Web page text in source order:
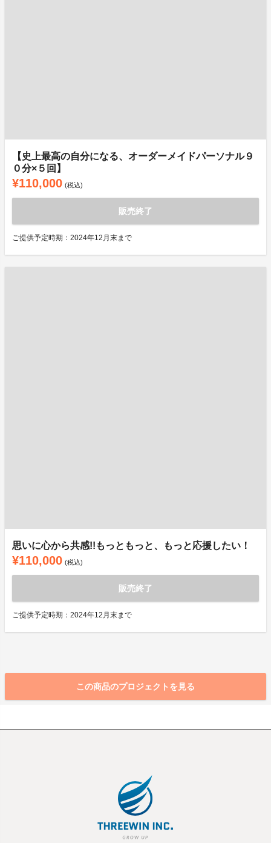
【史上最高の自分になる、オーダーメイドパーソナル９
０分×５回】
¥110,000 (税込)
販売終了
ご提供予定時期：2024年12月末まで
思いに心から共感!!もっともっと、もっと応援したい！
¥110,000 (税込)
販売終了
ご提供予定時期：2024年12月末まで
この商品のプロジェクトを見る